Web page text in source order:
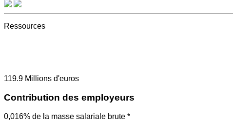
Ressources
119.9 Millions d'euros
Contribution des employeurs
0,016% de la masse salariale brute *